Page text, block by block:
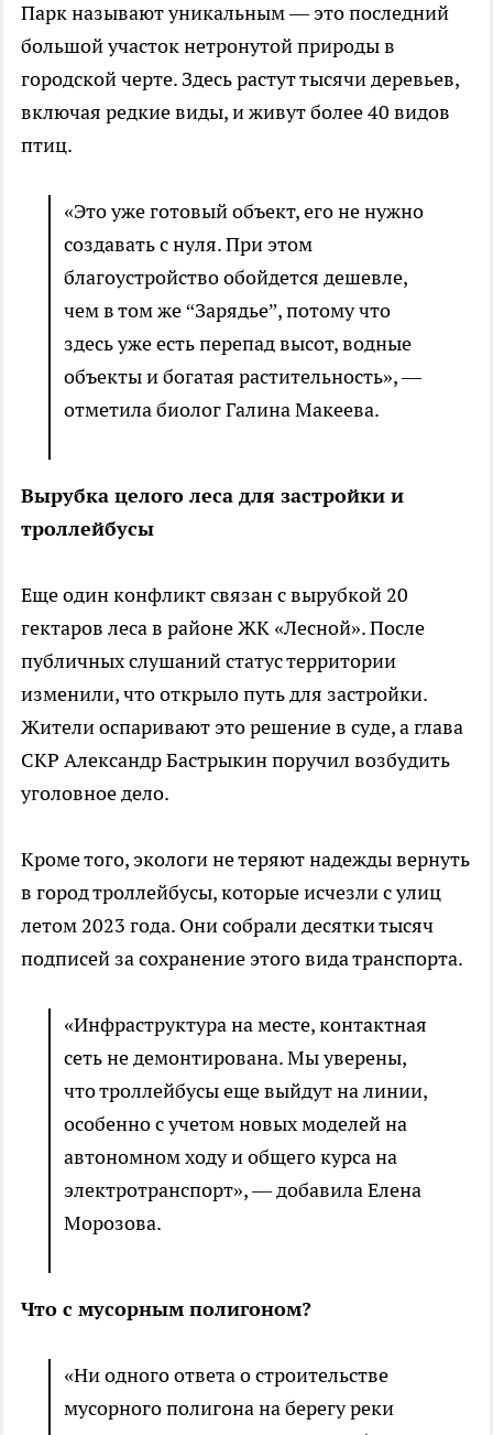
Парк называют уникальным — это последний
большой участок нетронутой природы в
городской черте. Здесь растут тысячи деревьев,
включая редкие виды, и живут более 40 видов
птиц.
«Это уже готовый объект, его не нужно
создавать с нуля. При этом
благоустройство обойдется дешевле,
чем в том же “Зарядье”, потому что
здесь уже есть перепад высот, водные
объекты и богатая растительность», —
отметила биолог Галина Макеева.
Вырубка целого леса для застройки и
троллейбусы
Еще один конфликт связан с вырубкой 20
гектаров леса в районе ЖК «Лесной». После
публичных слушаний статус территории
изменили, что открыло путь для застройки.
Жители оспаривают это решение в суде, а глава
СКР Александр Бастрыкин поручил возбудить
уголовное дело.
Кроме того, экологи не теряют надежды вернуть
в город троллейбусы, которые исчезли с улиц
летом 2023 года. Они собрали десятки тысяч
подписей за сохранение этого вида транспорта.
«Инфраструктура на месте, контактная
сеть не демонтирована. Мы уверены,
что троллейбусы еще выйдут на линии,
особенно с учетом новых моделей на
автономном ходу и общего курса на
электротранспорт», — добавила Елена
Морозова.
Что с мусорным полигоном?
«Ни одного ответа о строительстве
мусорного полигона на берегу реки